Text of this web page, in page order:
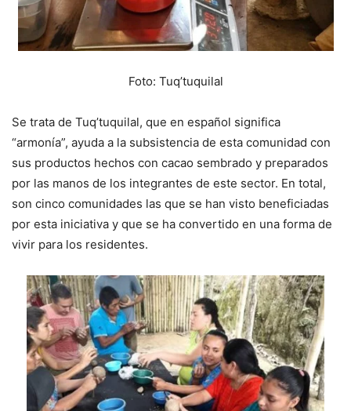
Foto: Tuq’tuquilal
Se trata de Tuq’tuquilal, que en español significa
“armonía”, ayuda a la subsistencia de esta comunidad con
sus productos hechos con cacao sembrado y preparados
por las manos de los integrantes de este sector. En total,
son cinco comunidades las que se han visto beneficiadas
por esta iniciativa y que se ha convertido en una forma de
vivir para los residentes.